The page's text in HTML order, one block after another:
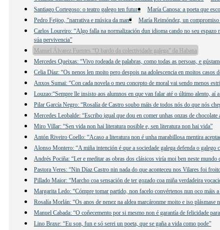
Santiago Cortegoso: o teatro galego ten futuro
María Canosa: a poeta que
Pedro Feijoo, “narrativa e música da man”
María Reimóndez, un compromiso
Carlos Loureiro: “Algo falla na normalización dun idioma cando no seu
súa pervivencia”
Manuel Álvarez Fuentes “O bardo da colectividade galega” da Habana
Mercedes Queixas: “Vivo rodeada de palabras, como todas as persoas, e
Celia Díaz: “Os nenos len moito pero despois na adolescencia en moitos casos
Anxos Sumai: “Con cada novela o meu concepto de moral vai sendo menos
Louzao:“Sempre lle insisto aos alumnos en que van falar até o último alento, aí
Pilar García Negro: “Rosalía de Castro soubo máis de todos nós do que nós
Mercedes Leobalde: “Escribo igual que dou en comer unhas onzas de chocolate
Miro Villar: “Sen vida non hai literatura posible e, sen literatura non hai vida”
Antón Riveiro Coello: “Acaso a literatura non é unha marabillosa mentira
Alonso Montero: “A miña intención é que a sociedade galega defenda o galego
Andrés Pociña: “Ler e meditar as obras dos clásicos viría moi ben neste mundo
Pastora Veres: “Nin Díaz Castro nin nada do que aconteceu nos Vilares foi
Pillado Maior: “Marcho coa sensación de ter gozado coa miña verdadeira
Margarita Ledo: “Cómpre tomar partido, non facelo convértenos nun oco máis a
Rosalía Morlán: “Os anos de nenez na aldea marcáronme moito e iso plásmase
Manuel Cabada: “O coñecemento por si mesmo non é garantía de felicidade
Lino Braxe: “Eu son, fun e só serei un poeta, que se gaña a vida como pode”